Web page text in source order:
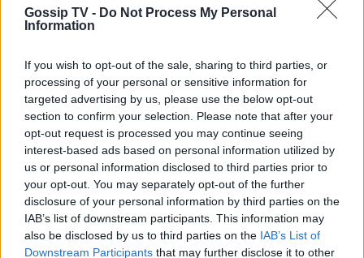
Gossip TV - Do Not Process My Personal
Information
If you wish to opt-out of the sale, sharing to third parties, or
processing of your personal or sensitive information for
targeted advertising by us, please use the below opt-out
section to confirm your selection. Please note that after your
opt-out request is processed you may continue seeing
interest-based ads based on personal information utilized by
us or personal information disclosed to third parties prior to
your opt-out. You may separately opt-out of the further
disclosure of your personal information by third parties on the
IAB’s list of downstream participants. This information may
also be disclosed by us to third parties on the IAB’s List of
Downstream Participants that may further disclose it to other
SHOWBIZ
ροκ στιλ από τα νεανικά του χρόνια
SHOWBIZ
Ιουλία Καλλιμάνη: Επέστρεψε τα
λουλούδια στο κεφάλι θαμώνα που
την πέτυχε στο πρόσωπο
ΟΛΕΣ ΟΙ ΕΙΔΗΣΕΙΣ